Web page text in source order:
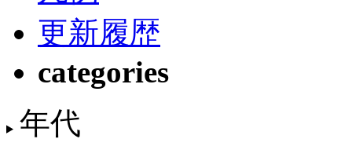
更新履歴
categories
年代